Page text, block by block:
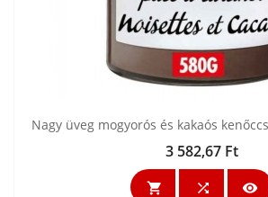
Nagy üveg mogyorós és kakaós
Ár
3 582,67 Ft
  